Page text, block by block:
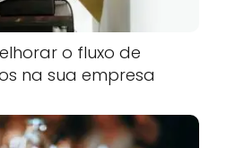
o fluxo de
na sua empresa